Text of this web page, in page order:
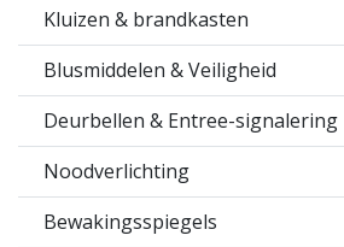
Kluizen & brandkasten
Blusmiddelen & Veiligheid
Deurbellen & Entree-signalering
Noodverlichting
Bewakingsspiegels